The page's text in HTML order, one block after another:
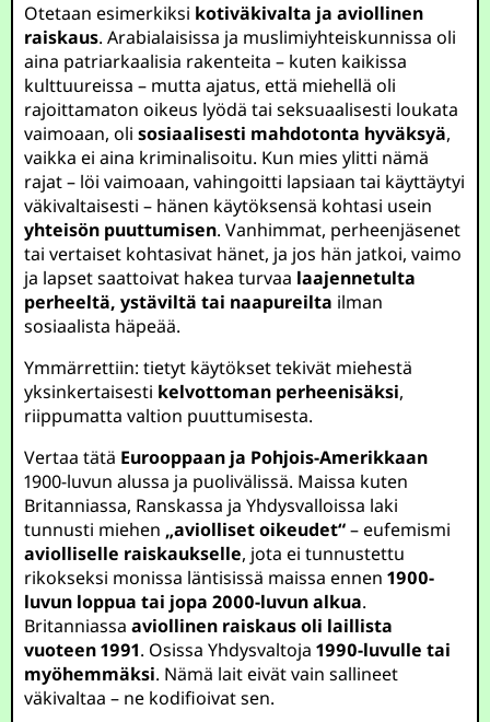
Otetaan esimerkiksi kotiväkivalta ja aviollinen
raiskaus. Arabialaisissa ja muslimiyhteiskunnissa oli
aina patriarkaalisia rakenteita – kuten kaikissa
kulttuureissa – mutta ajatus, että miehellä oli
rajoittamaton oikeus lyödä tai seksuaalisesti loukata
vaimoaan, olisosiaalisesti mahdotonta hyväksyä,
vaikka ei aina kriminalisoitu. Kun mies ylitti nämä
rajat – löi vaimoaan, vahingoitti lapsiaan tai käyttäytyi
väkivaltaisesti – hänen käytöksensä kohtasi usein
yhteisön puuttumisen. Vanhimmat, perheenjäsenet
tai vertaiset kohtasivat hänet, ja jos hän jatkoi, vaimo
ja lapset saattoivat hakea turvaa laajennetulta
perheeltä, ystäviltä tai naapureilta ilman
sosiaalista häpeää.
Ymmärrettiin: tietyt käytökset tekivät miehestä
yksinkertaisesti kelvottoman perheenisäksi,
riippumatta valtion puuttumisesta.
Vertaa tätä Eurooppaan ja Pohjois-Amerikkaan
1900-luvun alussa ja puolivälissä. Maissa kuten
Britanniassa, Ranskassa ja Yhdysvalloissa laki
tunnusti miehen „aviolliset oikeudet“– eufemismi
aviolliselle raiskaukselle, jota ei tunnustettu
rikokseksi monissa läntisissä maissa ennen1900-
luvun loppua tai jopa 2000-luvun alkua.
Britanniassaaviollinen raiskaus oli laillista
vuoteen 1991. Osissa Yhdysvaltoja1990-luvulle tai
myöhemmäksi. Nämä lait eivät vain sallineet
väkivaltaa – ne kodifioivat sen.